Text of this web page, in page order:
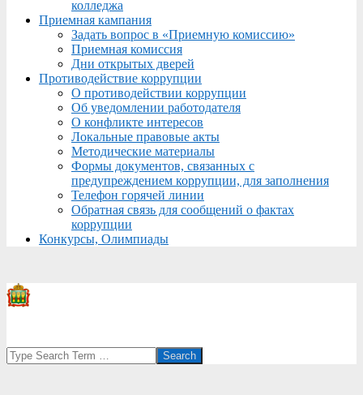
колледжа
Приемная кампания
Задать вопрос в «Приемную комиссию»
Приемная комиссия
Дни открытых дверей
Противодействие коррупции
О противодействии коррупции
Об уведомлении работодателя
О конфликте интересов
Локальные правовые акты
Методические материалы
Формы документов, связанных с
предупреждением коррупции, для заполнения
Телефон горячей линии
Обратная связь для сообщений о фактах
коррупции
Конкурсы, Олимпиады
Search